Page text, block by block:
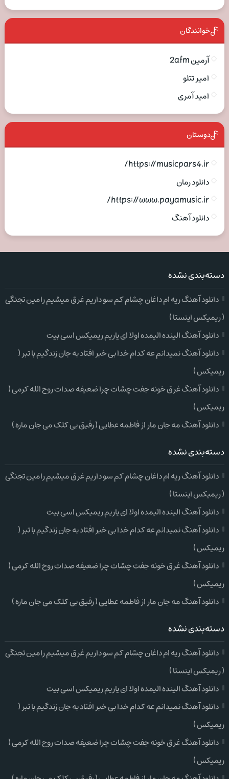
خوانندگان
آرمین 2afm
امیر تتلو
امید آمری
دوستان
https://musicpars4.ir/
دانلود رمان
https://www.payamusic.ir/
دانلود آهنگ
دسته‌بندی نشده
دانلود آهنگ ریه ام داغان چشام کم سو داریم غرق میشیم رامین تجنگی
( ریمیکس اینستا )
دانلود آهنگ الینده الیمده اولا ای یاریم ریمیکس اسی بیت
دانلود آهنگ نمیدانم عه کدام خدا بی خبر افتاد به جان زندگیم با تبر (
ریمیکس )
دانلود آهنگ غرق خونه جفت چشات چرا ضعیفه صدات روح الله کرمی (
ریمیکس )
دانلود آهنگ مه جان مار از فاطمه عطایی ( رفیق بی کلک می جان ماره )
دسته‌بندی نشده
دانلود آهنگ ریه ام داغان چشام کم سو داریم غرق میشیم رامین تجنگی
( ریمیکس اینستا )
دانلود آهنگ الینده الیمده اولا ای یاریم ریمیکس اسی بیت
دانلود آهنگ نمیدانم عه کدام خدا بی خبر افتاد به جان زندگیم با تبر (
ریمیکس )
دانلود آهنگ غرق خونه جفت چشات چرا ضعیفه صدات روح الله کرمی (
ریمیکس )
دانلود آهنگ مه جان مار از فاطمه عطایی ( رفیق بی کلک می جان ماره )
دسته‌بندی نشده
دانلود آهنگ ریه ام داغان چشام کم سو داریم غرق میشیم رامین تجنگی
( ریمیکس اینستا )
دانلود آهنگ الینده الیمده اولا ای یاریم ریمیکس اسی بیت
دانلود آهنگ نمیدانم عه کدام خدا بی خبر افتاد به جان زندگیم با تبر (
ریمیکس )
دانلود آهنگ غرق خونه جفت چشات چرا ضعیفه صدات روح الله کرمی (
ریمیکس )